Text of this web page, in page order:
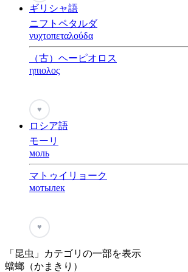
ギリシャ語
ニフトペタルダ
νυχτοπεταλούδα
（古）ヘーピオロス
ηπιολος
♥
ロシア語
モーリ
моль
マトゥイリョーク
мотылек
♥
「昆虫」カテゴリの一部を表示
蟷螂（かまきり）